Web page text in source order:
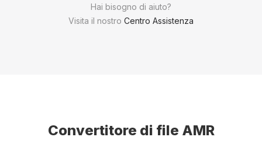
Hai bisogno di aiuto?
Visita il nostro Centro Assistenza
Convertitore di file AMR